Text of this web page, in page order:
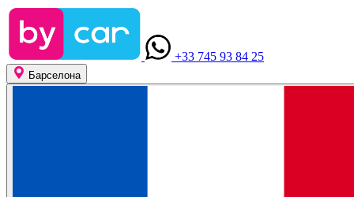
+33 745 93 84 25
Барселона